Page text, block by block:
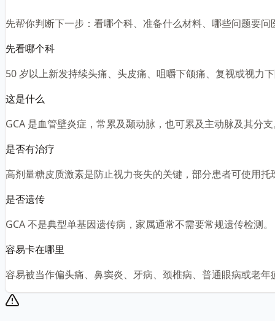
先帮你判断下一步：看哪个科、准备什么材料、哪些问题要问
先看哪个科
50 岁以上新发持续头痛、头皮痛、咀嚼下颌痛、复视或视力
这是什么
GCA 是血管壁炎症，常累及颞动脉，也可累及主动脉及其分
是否有治疗
高剂量糖皮质激素是防止视力丧失的关键，部分患者可使用
是否遗传
GCA 不是典型单基因遗传病，家属通常不需要常规遗传检测。
容易卡在哪里
容易被当作偏头痛、鼻窦炎、牙病、颈椎病、普通眼病或老